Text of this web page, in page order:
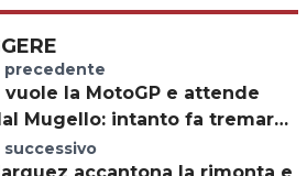
precedente
vuole la MotoGP e attende
Mugello: intanto fa tremare i
ad Aragon